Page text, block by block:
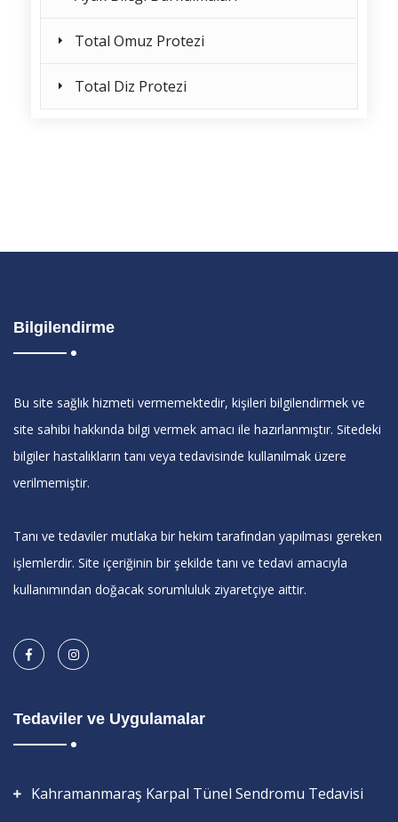
Total Omuz Protezi
Total Diz Protezi
Bilgilendirme
Bu site sağlık hizmeti vermemektedir, kişileri bilgilendirmek ve
site sahibi hakkında bilgi vermek amacı ile hazırlanmıştır. Sitedeki
bilgiler hastalıkların tanı veya tedavisinde kullanılmak üzere
verilmemiştir.
Tanı ve tedaviler mutlaka bir hekim tarafından yapılması gereken
işlemlerdir. Site içeriğinin bir şekilde tanı ve tedavi amacıyla
kullanımından doğacak sorumluluk ziyaretçiye aittir.
Tedaviler ve Uygulamalar
Kahramanmaraş Karpal Tünel Sendromu Tedavisi